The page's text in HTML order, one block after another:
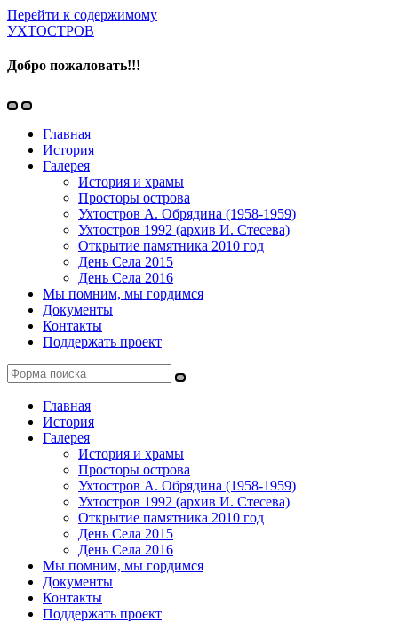
Перейти к содержимому
УХТОСТРОВ
Добро пожаловать!!!
Переключить
меню
Переключить
поиска
Главная
История
Галерея
История и храмы
Просторы острова
Ухтостров А. Обрядина (1958-1959)
Ухтостров 1992 (архив И. Стесева)
Открытие памятника 2010 год
День Села 2015
День Села 2016
Мы помним, мы гордимся
Документы
Контакты
Поддержать проект
Поиск
Главная
История
Галерея
История и храмы
Просторы острова
Ухтостров А. Обрядина (1958-1959)
Ухтостров 1992 (архив И. Стесева)
Открытие памятника 2010 год
День Села 2015
День Села 2016
Мы помним, мы гордимся
Документы
Контакты
Поддержать проект